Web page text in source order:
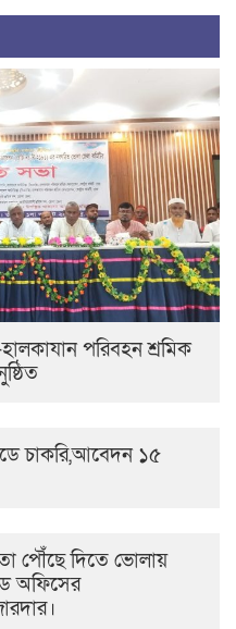
পরিবহন শ্রমিক
চাকরি,আবেদন ১৫
পৌঁছে দিতে ভোলায়
অফিসের